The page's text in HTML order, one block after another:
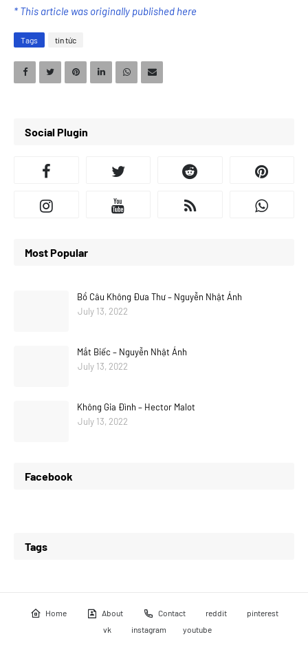
* This article was originally published here
Tags tin tức
Social Plugin
Most Popular
Bồ Câu Không Đưa Thư – Nguyễn Nhật Ánh
July 13, 2022
Mắt Biếc – Nguyễn Nhật Ánh
July 13, 2022
Không Gia Đình – Hector Malot
July 13, 2022
Facebook
Tags
Home About Contact reddit
pinterest
vk
instagram youtube